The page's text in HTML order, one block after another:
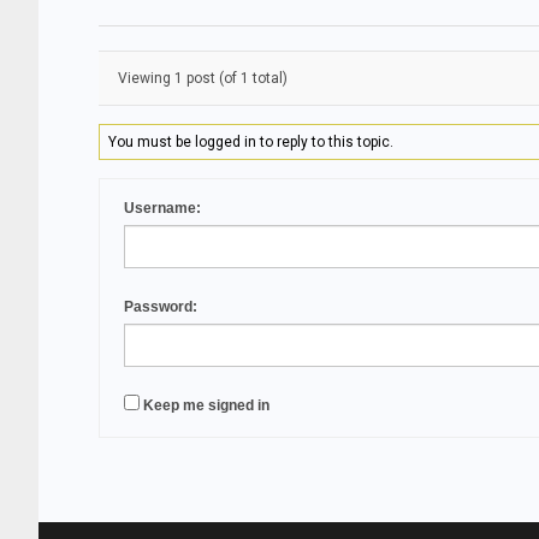
Viewing 1 post (of 1 total)
You must be logged in to reply to this topic.
Username:
Password:
Keep me signed in